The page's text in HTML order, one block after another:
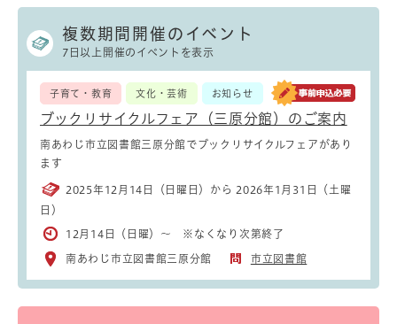
複数期間開催のイベント
7日以上開催のイベントを表示
子育て・教育 文化・芸術 お知らせ
ブックリサイクルフェア（三原分館）のご案内
南あわじ市立図書館三原分館でブックリサイクルフェアがあり
ます
2025年12月14日（日曜日）から 2026年1月31日（土曜
日）
12月14日（日曜）～ ※なくなり次第終了
南あわじ市立図書館三原分館 市立図書館